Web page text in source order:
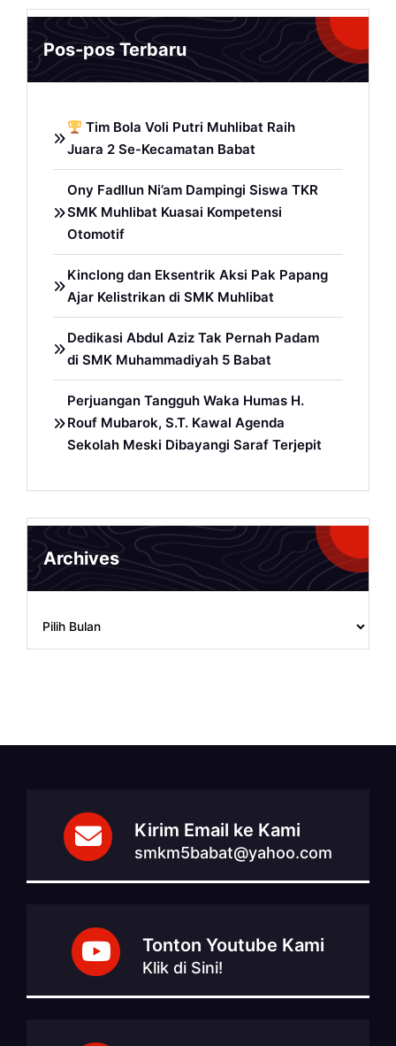
Pos-pos Terbaru
Tim Bola Voli Putri Muhlibat Raih
Juara 2 Se-Kecamatan Babat
Ony Fadllun Ni’am Dampingi Siswa TKR
SMK Muhlibat Kuasai Kompetensi
Otomotif
Kinclong dan Eksentrik Aksi Pak Papang
Ajar Kelistrikan di SMK Muhlibat
Dedikasi Abdul Aziz Tak Pernah Padam
di SMK Muhammadiyah 5 Babat
Perjuangan Tangguh Waka Humas H.
Rouf Mubarok, S.T. Kawal Agenda
Sekolah Meski Dibayangi Saraf Terjepit
Archives
Kirim Email ke Kami
smkm5babat@yahoo.com
Tonton Youtube Kami
Klik di Sini!